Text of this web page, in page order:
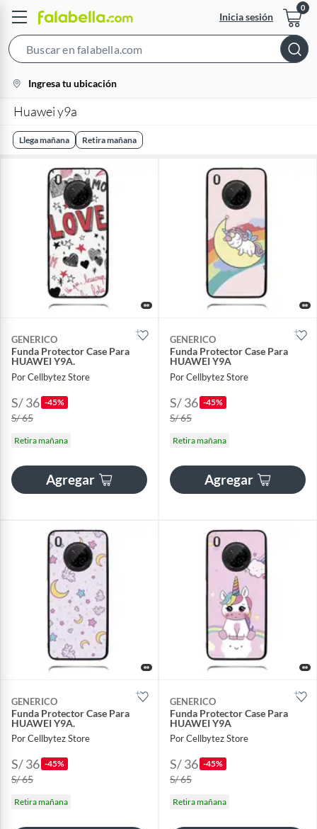
Inicia sesión
Bar
location-
icon
Ingresa tu ubicación
Huawei y9a
Llega mañana Retira mañana
GENERICO
Funda Protector Case Para
HUAWEI Y9A.
Por Cellbytez Store
S/ 36 -45%
S/ 65
Retira mañana
Agregar
GENERICO
Funda Protector Case Para
HUAWEI Y9A
Por Cellbytez Store
S/ 36 -45%
S/ 65
Retira mañana
Agregar
GENERICO
Funda Protector Case Para
HUAWEI Y9A.
Por Cellbytez Store
S/ 36 -45%
S/ 65
Retira mañana
GENERICO
Funda Protector Case Para
HUAWEI Y9A
Por Cellbytez Store
S/ 36 -45%
S/ 65
Retira mañana